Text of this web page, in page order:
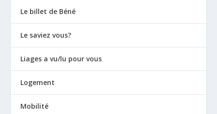
Le billet de Béné
Le saviez vous?
Liages a vu/lu pour vous
Logement
Mobilité